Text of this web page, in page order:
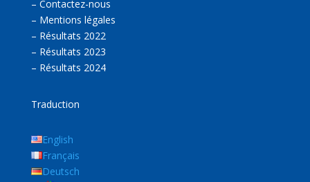
– Contactez-nous
– Mentions légales
– Résultats 2022
– Résultats 2023
– Résultats 2024
Traduction
English
Français
Deutsch